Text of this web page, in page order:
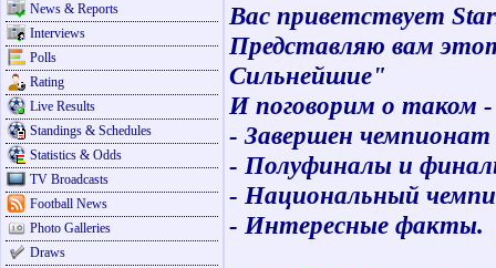
News & Reports
Interviews
Polls
Rating
Live Results
Standings & Schedules
Statistics & Odds
TV Broadcasts
Football News
Photo Galleries
Draws
Вас приветствует
Представляю вам
Сильнейшие"
И поговорим о таком -
- Завершен
- Полуфиналы и
- Национальный
- Интересные факты.